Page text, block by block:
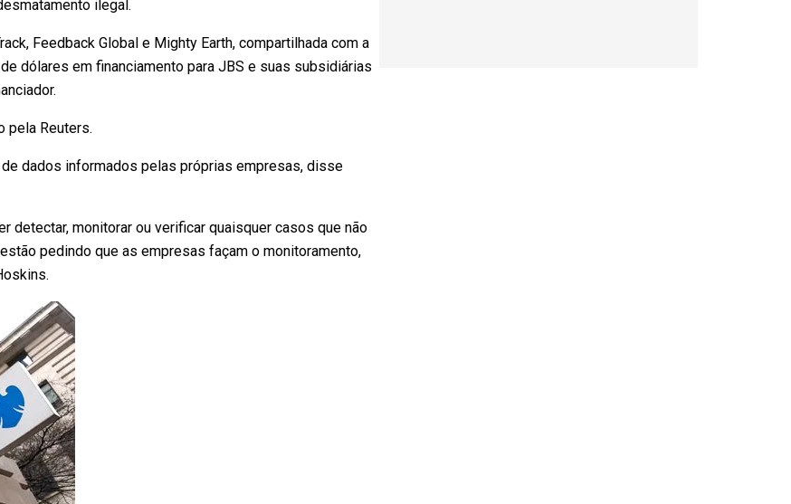
ilegal.
Feedback Global e Mighty Earth, compartilhada com a
dólares em financiamento para JBS e suas subsidiárias
pela Reuters.
dados informados pelas próprias empresas, disse
detectar, monitorar ou verificar quaisquer casos que não
pedindo que as empresas façam o monitoramento,